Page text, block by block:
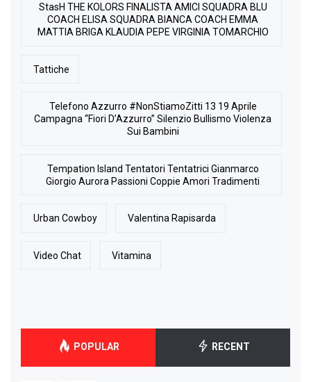
StasH THE KOLORS FINALISTA AMICI SQUADRA BLU
COACH ELISA SQUADRA BIANCA COACH EMMA
MATTIA BRIGA KLAUDIA PEPE VIRGINIA TOMARCHIO
Tattiche
Telefono Azzurro #NonStiamoZitti 13 19 Aprile
Campagna “Fiori D’Azzurro” Silenzio Bullismo Violenza
Sui Bambini
Tempation Island Tentatori Tentatrici Gianmarco
Giorgio Aurora Passioni Coppie Amori Tradimenti
Urban Cowboy Valentina Rapisarda
Video Chat Vitamina
POPULAR RECENT